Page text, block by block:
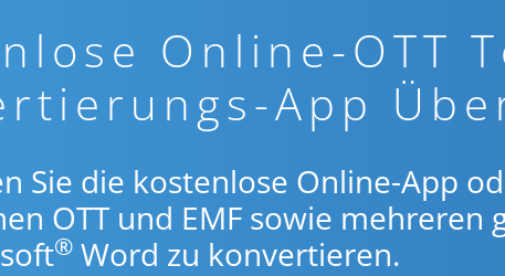
Online-OTT
App
Sie die kostenlose Online-App
OTT und EMF sowie mehreren
® Word zu konvertieren.